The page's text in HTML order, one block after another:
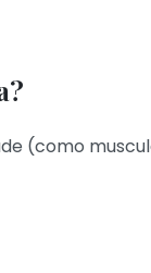
(como